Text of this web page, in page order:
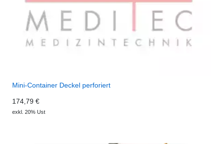
Mini-Container Deckel perforiert
174,79 €
exkl. 20% Ust